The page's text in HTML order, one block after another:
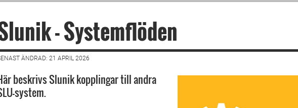
- Systemflöden
ÄNDRAD: 21 APRIL 2026
beskrivs Slunik kopplingar till andra
system.